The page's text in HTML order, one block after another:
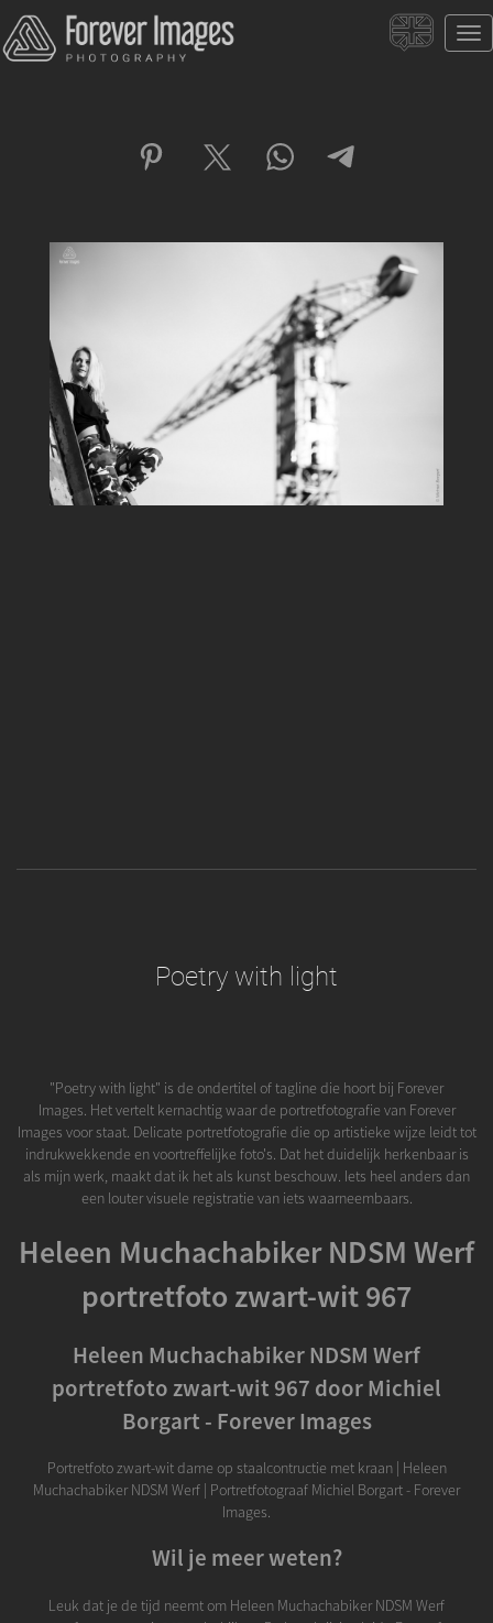
Poetry with light
"Poetry with light" is de ondertitel of tagline die hoort bij Forever
Images. Het vertelt kernachtig waar de portretfotografie van Forever
Images voor staat. Delicate portretfotografie die op artistieke wijze leidt tot
indrukwekkende en voortreffelijke foto's. Dat het duidelijk herkenbaar is
als mijn werk, maakt dat ik het als kunst beschouw. Iets heel anders dan
een louter visuele registratie van iets waarneembaars.
Heleen Muchachabiker NDSM Werf
portretfoto zwart-wit 967
Heleen Muchachabiker NDSM Werf
portretfoto zwart-wit 967 door Michiel
Borgart - Forever Images
Portretfoto zwart-wit dame op staalcontructie met kraan | Heleen
Muchachabiker NDSM Werf | Portretfotograaf Michiel Borgart - Forever
Images.
Wil je meer weten?
Leuk dat je de tijd neemt om Heleen Muchachabiker NDSM Werf